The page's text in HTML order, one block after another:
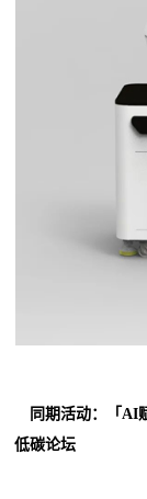
同期活动： 「AI
低碳论坛